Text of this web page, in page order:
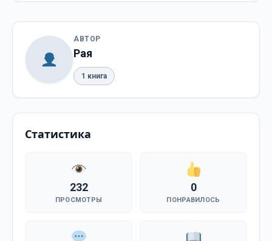
АВТОР
Рая
1 книга
Статистика
232
ПРОСМОТРЫ
0
ПОНРАВИЛОСЬ